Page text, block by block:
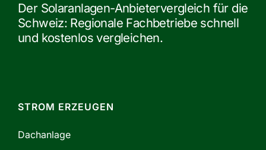
Der Solaranlagen-Anbietervergleich für die
Schweiz: Regionale Fachbetriebe schnell
und kostenlos vergleichen.
STROM ERZEUGEN
Dachanlage